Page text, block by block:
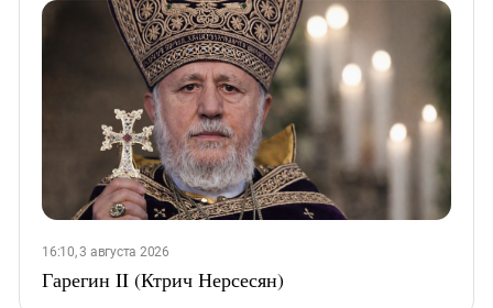
16:10, 3 августа 2026
Гарегин II (Ктрич Нерсесян)